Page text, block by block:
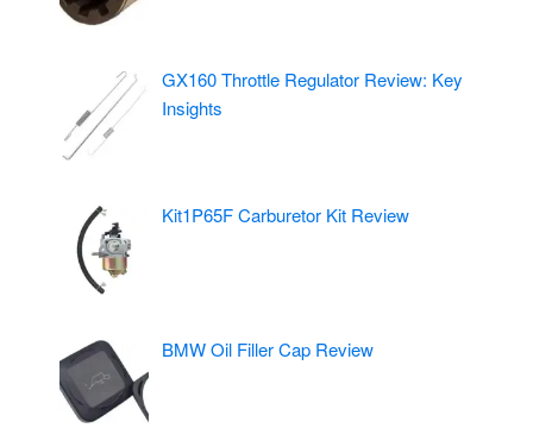
GX160 Throttle Regulator Review: Key
Insights
Kit1P65F Carburetor Kit Review
BMW Oil Filler Cap Review